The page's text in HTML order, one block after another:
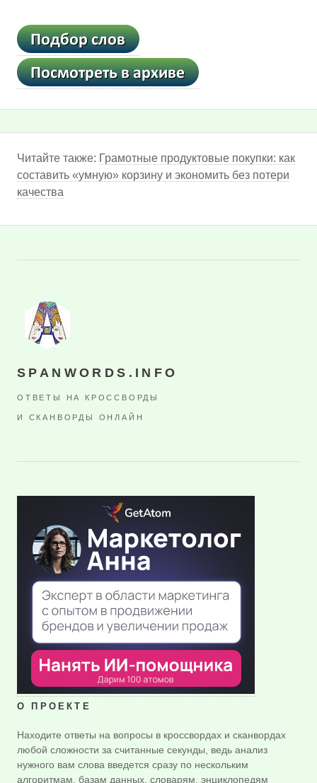
Читайте также: Грамотные продуктовые покупки: как
составить «умную» корзину и экономить без потери
качества
SPANWORDS.INFO
ОТВЕТЫ НА КРОССВОРДЫ
И СКАНВОРДЫ ОНЛАЙН
О ПРОЕКТЕ
Находите ответы на вопросы в кроссвордах и сканвордах
любой сложности за считанные секунды, ведь анализ
нужного вам слова введется сразу по нескольким
алгоритмам, базам данных, словарям, энциклопедям